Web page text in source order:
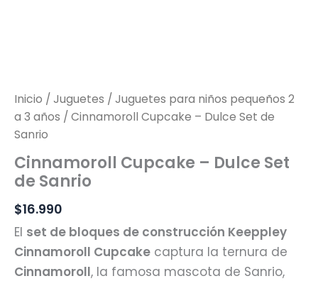
Inicio / Juguetes / Juguetes para niños pequeños 2
a 3 años / Cinnamoroll Cupcake – Dulce Set de
Sanrio
Cinnamoroll Cupcake – Dulce Set
de Sanrio
$16.990
El set de bloques de construcción Keeppley
Cinnamoroll Cupcake captura la ternura de
Cinnamoroll, la famosa mascota de Sanrio,